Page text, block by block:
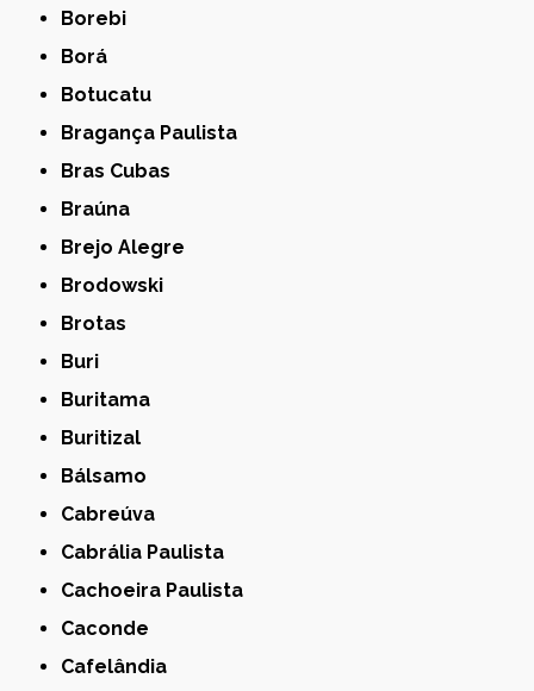
Borebi
Borá
Botucatu
Bragança Paulista
Bras Cubas
Braúna
Brejo Alegre
Brodowski
Brotas
Buri
Buritama
Buritizal
Bálsamo
Cabreúva
Cabrália Paulista
Cachoeira Paulista
Caconde
Cafelândia